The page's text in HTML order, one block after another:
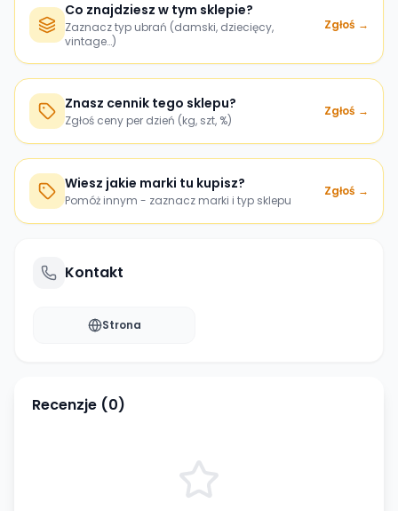
Co znajdziesz w tym sklepie?
Zaznacz typ ubrań (damski, dziecięcy,
vintage…)
Zgłoś →
Znasz cennik tego sklepu?
Zgłoś ceny per dzień (kg, szt, %)
Zgłoś →
Wiesz jakie marki tu kupisz?
Pomóż innym - zaznacz marki i typ sklepu
Zgłoś →
Kontakt
Strona
Recenzje (0)